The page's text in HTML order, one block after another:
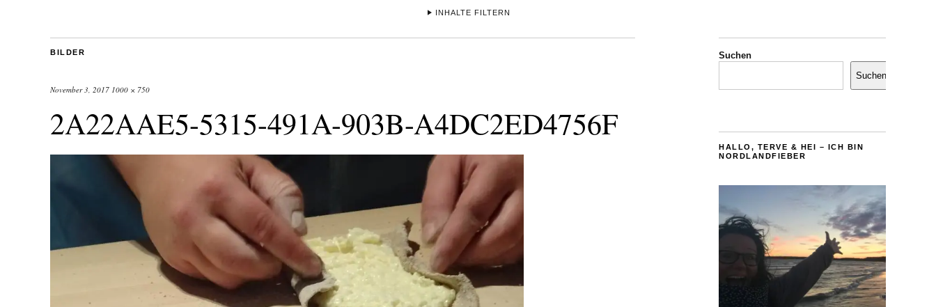
INHALTE FILTERN
BILDER
November 3, 2017 1000 × 750
2A22AAE5-5315-491A-903B-A4DC2ED4756F
Suchen
Suchen
HALLO, TERVE & HEI – ICH BIN
NORDLANDFIEBER